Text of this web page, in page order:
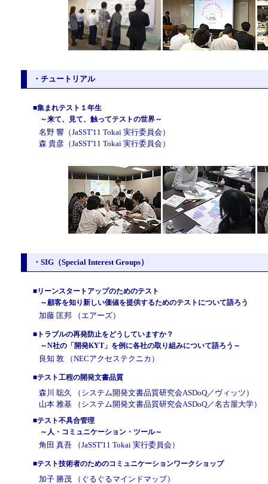
・チュートリアル
■集まれテスト１年生
～来て、見て、触ってテストの世界～
名野 響（JaSST'11 Tokai 実行委員会）
森 貴彦（JaSST'11 Tokai 実行委員会）
・SIG（Special Interest Groups）
■リーンスタートアップのためのテスト
～顧客を知り新しい価値を提供するためのテストについて語ろう
加藤 匡邦 （エアーズ）
■トラブルの再発防止をどうしていますか？
～N社の「開発KYT」を例に各社の取り組みについて語ろう～
良知 敦 （NECアクセステクニカ）
■テスト工程の開発文書品質
森川 聡久 （システム開発文書品質研究会ASDoQ／ヴィッツ）
山本 雅基 （システム開発文書品質研究会ASDoQ／名古屋大学）
■テスト不具合管理
～人・コミュニケーション・ツール～
角田 真吾 （JaSST'11 Tokai 実行委員会）
■テスト技術者のためのコミュニケーションワークショップ
加子 勝茂 （ぐるぐるマインドマップ）